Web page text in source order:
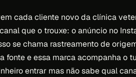
cada cliente novo da clínica
que o trouxe: o anúncio no
se chama rastreamento de
fonte e essa marca acompanha o
entrar mas não sabe qual